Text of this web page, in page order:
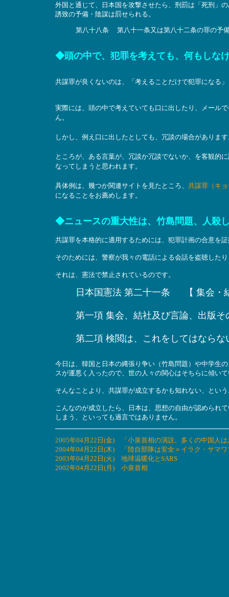
外国と通じて、日本国を攻撃させたら、刑罰は「死刑」
誘致の予備・陰謀は罰せられる。
第八十八条 第八十一条又は第八十二条の罪の予
◆頭の中で、犯罪を考えても、何もしな
共謀罪が良くないのは、「考えることだけで犯罪になる
実際には、頭の中で考えていても口に出したり、メール
ん。
しかし、例え口に出したとしても、冗談の場合があります
ところが、ある言葉が、冗談か冗談でないか、を客観的
なってしまうと思われます。
具体例は、幾つか関連サイトを見たところ、 共謀罪（キ
になることをお薦めします。
◆ニュースの重大性は、竹島問題、人殺
共謀罪を本格的に適用するためには、犯罪計画の合意を
そのためには、警察が我々の電話による会話を盗聴した
それは、憲法で禁止されているのです。
日本国憲法 第二十一条 【 集会・
第一項 集会、結社及び言論、出版
第二項 検閲は、これをしてはなら
今日は、韓国と日本の縄張り争い（竹島問題）や中学生
スが運悪く入ったので、世の人々の関心はそちらに傾い
そんなことより、共謀罪が成立するかも知れない、とい
こんなのが成立したら、日本は、思想の自由が認められ
しまう、といっても過言ではありません。
2005年04月22日(金) 「小泉首相の演説、多くの中国人
2004年04月22日(木) 「陸自部隊は安全＝イラク・サマ
2003年04月22日(火) 地球温暖化とSARS
2002年04月22日(月) 小泉首相